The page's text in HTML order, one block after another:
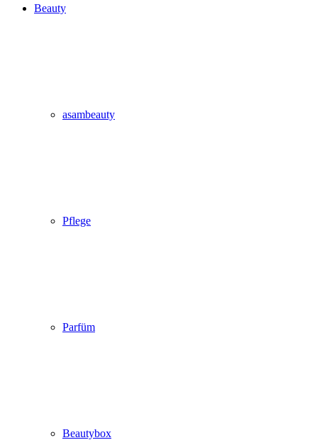
Beauty
asambeauty
Pflege
Parfüm
Beautybox